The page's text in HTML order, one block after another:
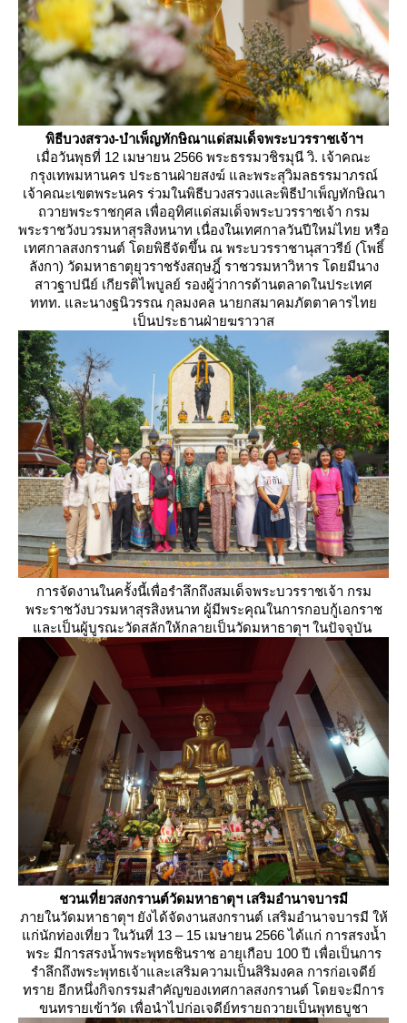
พิธีบวงสรวง-บำเพ็ญทักษิณาแด่สมเด็จพระบวรราชเจ้าฯ
เมื่อวันพุธที่ 12 เมษายน 2566 พระธรรมวชิรมุนี วิ. เจ้าคณะ
กรุงเทพมหานคร ประธานฝ่ายสงฆ์ และพระสุวิมลธรรมาภรณ์
เจ้าคณะเขตพระนคร ร่วมในพิธีบวงสรวงและพิธีบำเพ็ญทักษิณา
ถวายพระราชกุศล เพื่ออุทิศแด่สมเด็จพระบวรราชเจ้า กรม
พระราชวังบวรมหาสุรสิงหนาท เนื่องในเทศกาลวันปีใหม่ไทย หรือ
เทศกาลสงกรานต์ โดยพิธีจัดขึ้น ณ พระบวรราชานุสาวรีย์ (โพธิ์
ลังกา) วัดมหาธาตุยุวราชรังสฤษฎิ์ ราชวรมหาวิหาร โดยมีนาง
สาวฐาปนีย์ เกียรติไพบูลย์ รองผู้ว่าการด้านตลาดในประเทศ
ททท. และนางฐนิวรรณ กุลมงคล นายกสมาคมภัตตาคารไท
เป็นประธานฝ่ายฆราวาส
การจัดงานในครั้งนี้เพื่อรำลึกถึงสมเด็จพระบวรราชเจ้า กรม
พระราชวังบวรมหาสุรสิงหนาท ผู้มีพระคุณในการกอบกู้เอกราช
ละเป็นผู้บูรณะวัดสลักให้กลายเป็นวัดมหาธาตุฯ ในปัจจุบัน
ชวนเที่ยวสงกรานต์วัดมหาธาตุฯ เสริมอำนาจบารมี
ภายในวัดมหาธาตุฯ ยังได้จัดงานสงกรานต์ เสริมอำนาจบารมี ให้
ก่นักท่องเที่ยว ในวันที่ 13 – 15 เมษายน 2566 ได้แก่ การสรงน้ำ
พระ มีการสรงน้ำพระพุทธชินราช อายุเกือบ 100 ปี เพื่อเป็นการ
รำลึกถึงพระพุทธเจ้าและเสริมความเป็นสิริมงคล การก่อเจดีย์
ทราย อีกหนึ่งกิจกรรมสำคัญของเทศกาลสงกรานต์ โดยจะมีการ
ขนทรายเข้าวัด เพื่อนำไปก่อเจดีย์ทรายถวายเป็นพุทธบูชา